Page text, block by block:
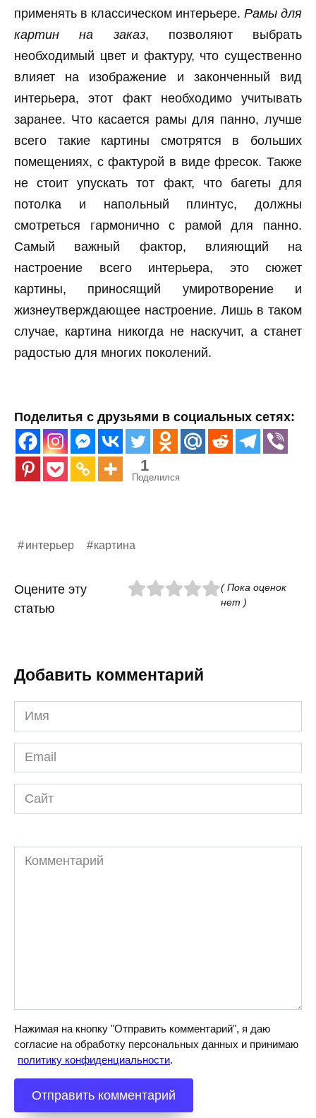
применять в классическом интерьере. Рамы для
картин на заказ, позволяют выбрать
необходимый цвет и фактуру, что существенно
влияет на изображение и законченный вид
интерьера, этот факт необходимо учитывать
заранее. Что касается рамы для панно, лучше
всего такие картины смотрятся в больших
помещениях, с фактурой в виде фресок. Также
не стоит упускать тот факт, что багеты для
потолка и напольный плинтус, должны
смотреться гармонично с рамой для панно.
Самый важный фактор, влияющий на
настроение всего интерьера, это сюжет
картины, приносящий умиротворение и
жизнеутверждающее настроение. Лишь в таком
случае, картина никогда не наскучит, а станет
радостью для многих поколений.
Поделитья с друзьями в социальных сетях:
1
Поделился
интерьер картина
Оцените эту
статью
( Пока оценок
нет )
Добавить комментарий
Имя
*
Email
*
Сайт
Комментарий
Нажимая на кнопку "Отправить комментарий", я даю
согласие на обработку персональных данных и принимаю
политику конфиденциальности.